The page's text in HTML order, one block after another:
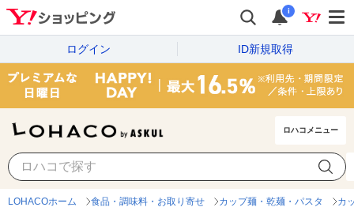
i
ログイン ID新規取得
ロハコメニュー
LOHACOホーム 食品・調味料・お取り寄せ カップ麺・乾麺・パスタ カ